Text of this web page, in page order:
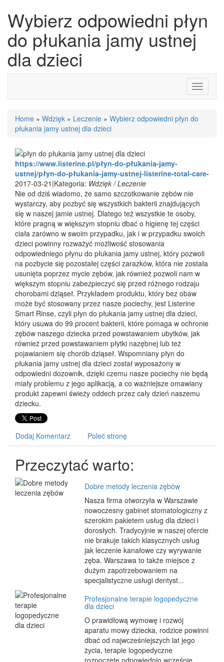
Wybierz odpowiedni płyn
do płukania jamy ustnej
dla dzieci
Toggle
Home » Wdzięk » Leczenie » Wybierz odpowiedni płyn do
płukania jamy ustnej dla dzieci
https://www.listerine.pl/płyn-do-płukania-jamy-
ustnej/płyn-do-płukania-jamy-ustnej-listerine-total-care-
2017-03-21 |Kategoria: Wdzięk / Leczenie
Nie od dziś wiadomo, że samo szczotkowanie zębów nie
wystarczy, aby pozbyć się wszystkich bakterii znajdujących
się w naszej jamie ustnej. Dlatego też wszystkie te osoby,
które pragną w większym stopniu dbać o higienę tej części
ciała zarówno w swoim przypadku, jak i w przypadku swoich
dzieci powinny rozważyć możliwość stosowania
odpowiedniego płynu do płukania jamy ustnej, który pozwoli
na pozbycie się pozostałej części zarazków, która nie została
usunięta poprzez mycie zębów, jak również pozwoli nam w
większym stopniu zabezpieczyć się przed różnego rodzaju
chorobami dziąseł. Przykładem produktu, który bez obaw
może być stosowany przez nasze pociechy, jest Listerine
Smart Rinse, czyli płyn do płukania jamy ustnej dla dzieci,
który usuwa do 99 procent bakterii, które pomaga w ochronie
zębów naszego dziecka przed powstawaniem ubytków, jak
również przed powstawaniem płytki nazębnej lub też
pojawianiem się chorób dziąseł. Wspomniany płyn do
płukania jamy ustnej dla dzieci został wyposażony w
odpowiedni dozownik, dzięki czemu nasze pociechy nie będą
miały problemu z jego aplikacją, a co ważniejsze omawiany
produkt zapewni świeży oddech przez cały dzień naszemu
dziecku.
Dodaj Komentarz Poleć stronę
Przeczytać warto:
Dobre metody leczenia zębów
Nasza firma otworzyła w Warszawie
nowoczesny gabinet stomatologiczny z
szerokim pakietem usług dla dzieci i
dorosłych. Tradycyjnie w naszej ofercie
nie brakuje takich klasycznych usług
jak leczenie kanałowe czy wyrywanie
zęba. Warszawa to także miejsce z
dużym zapotrzebowaniem na
specjalistyczne usługi dentyst...
Profesjonalne terapie logopedyczne
dla dzieci
O prawidłową wymowę i rozwój
aparatu mowy dziecka, rodzice powinni
dbać od najwcześniejszych lat jego
życia, terapie logopedyczne